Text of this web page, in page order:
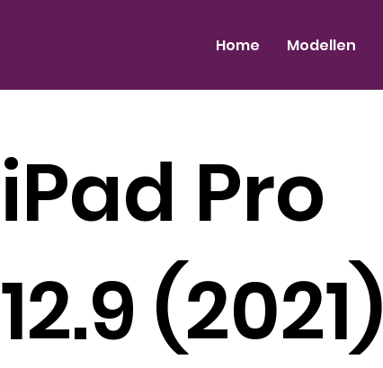
Home Modellen
iPad Pro
12.9 (2021)